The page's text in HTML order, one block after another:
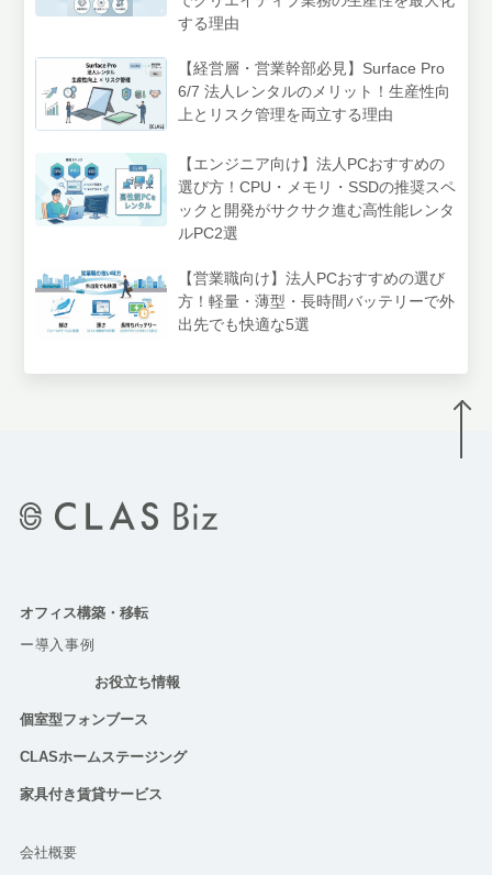
する理由
【経営層・営業幹部必見】Surface Pro
6/7 法人レンタルのメリット！生産性向
上とリスク管理を両立する理由
【エンジニア向け】法人PCおすすめの
選び方！CPU・メモリ・SSDの推奨スペ
ックと開発がサクサク進む高性能レンタ
ルPC2選
【営業職向け】法人PCおすすめの選び
方！軽量・薄型・長時間バッテリーで外
出先でも快適な5選
オフィス構築・移転
ー導入事例
お役立ち情報
個室型フォンブース
CLASホームステージング
家具付き賃貸サービス
会社概要